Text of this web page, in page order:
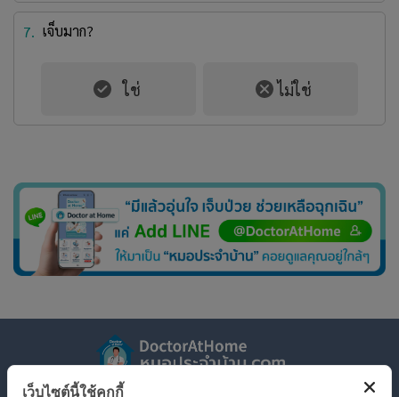
7. เจ็บมาก?
เว็บไซต์นี้ใช้คุกกี้